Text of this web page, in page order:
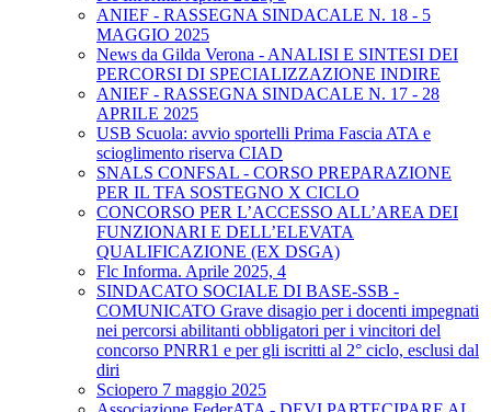
ANIEF - RASSEGNA SINDACALE N. 18 - 5
MAGGIO 2025
News da Gilda Verona - ANALISI E SINTESI DEI
PERCORSI DI SPECIALIZZAZIONE INDIRE
ANIEF - RASSEGNA SINDACALE N. 17 - 28
APRILE 2025
USB Scuola: avvio sportelli Prima Fascia ATA e
scioglimento riserva CIAD
SNALS CONFSAL - CORSO PREPARAZIONE
PER IL TFA SOSTEGNO X CICLO
CONCORSO PER L’ACCESSO ALL’AREA DEI
FUNZIONARI E DELL’ELEVATA
QUALIFICAZIONE (EX DSGA)
Flc Informa. Aprile 2025, 4
SINDACATO SOCIALE DI BASE-SSB -
COMUNICATO Grave disagio per i docenti impegnati
nei percorsi abilitanti obbligatori per i vincitori del
concorso PNRR1 e per gli iscritti al 2° ciclo, esclusi dal
diri
Sciopero 7 maggio 2025